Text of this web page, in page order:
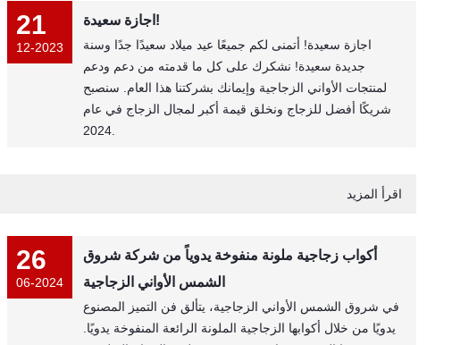
21
12-2023
اجازة سعيدة!
اجازة سعيدة! أتمنى لكم جميعًا عيد ميلاد سعيدًا جدًا وسنة
جديدة سعيدة! نشكرك على كل ما قدمته من دعم ودعم
لمنتجات الأواني الزجاجية وإيمانك بشركتنا هذا العام. سنصبح
شريكًا أفضل للزجاج ونخلق قيمة أكبر لمجال الزجاج في عام
اقرأ المزيد
26
06-2024
أكواب زجاجية ملونة منفوخة يدوياً من شركة شروق
الشمس الأواني الزجاجية
في شروق الشمس الأواني الزجاجية، يتألق فن التميز المصنوع
يدويًا من خلال أكوابها الزجاجية الملونة الرائعة المنفوخة يدويًا.